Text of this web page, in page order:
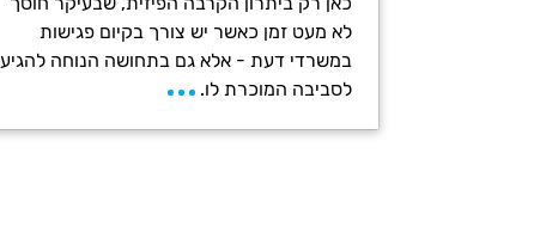
לא מעט זמן כאשר יש צורך בקיום פגישות
במשרדי דעת - אלא גם בתחושה הנוחה להגיע
לסביבה המוכרת לו.